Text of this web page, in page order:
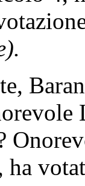
ha